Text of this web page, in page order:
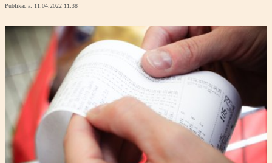
Publikacja: 11.04.2022 11:38